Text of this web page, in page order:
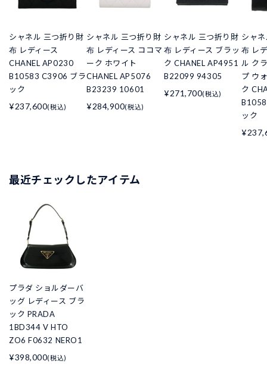
シャネル 三つ折り財
布 レディース
CHANEL AP0230
B10583 C3906 ブラ
ック
¥237,600(税込)
シャネル 三つ折り財
布 レディース ココマ
ーク ホワイト
CHANEL AP5076
B23239 10601
¥284,900(税込)
シャネル 三つ折り財
布 レディース ブラッ
ク CHANEL AP4951
B22099 94305
¥271,700(税込)
シャ
布 レ
ル ク
プ ウ
ク
ック
最近チェックしたアイテム
プラダ ショルダーバ
ッグ レディース ブラ
ック PRADA
1BD344 V HTO
ZO6 F0632 NERO1
¥398,000(税込)